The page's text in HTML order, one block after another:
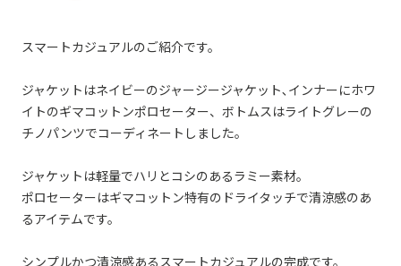
スマートカジュアルのご紹介です。
ジャケットはネイビーのジャージージャケット､インナーにホワ
イトのギマコットンポロセーター、ボトムスはライトグレーの
チノパンツでコーディネートしました。
ジャケットは軽量でハリとコシのあるラミー素材。
ポロセーターはギマコットン特有のドライタッチで清涼感のあ
るアイテムです。
シンプルかつ清涼感あるスマートカジュアルの完成です。